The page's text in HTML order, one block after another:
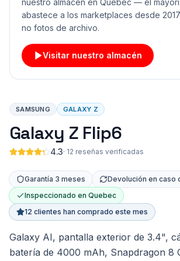
nuestro almacén en Quebec — el
abastece a los marketplaces desde
no fotos de archivo.
Visitar nuestro almacén
SAMSUNG GALAXY Z
Galaxy Z Flip6
4.3· 12 reseñas verificadas
Garantía 3 meses
Devolución en caso
Inspeccionado en Quebec
12 clientes han comprado este mes
Galaxy AI, pantalla exterior de 3.4",
batería de 4000 mAh, Snapdragon 8